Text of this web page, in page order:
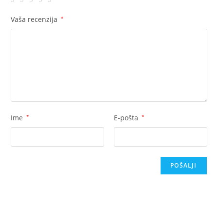
Vaša recenzija *
Ime * E-pošta *